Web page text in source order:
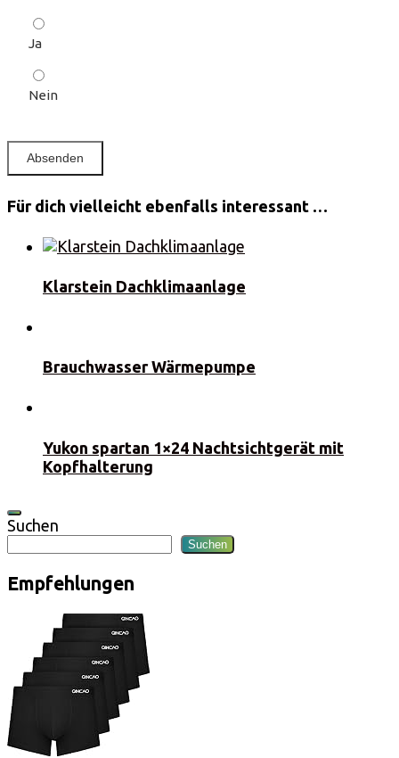
Ja
Nein
Für dich vielleicht ebenfalls interessant …
Klarstein Dachklimaanlage
Brauchwasser Wärmepumpe
Yukon spartan 1×24 Nachtsichtgerät mit
Kopfhalterung
Suchen
Suchen
Empfehlungen